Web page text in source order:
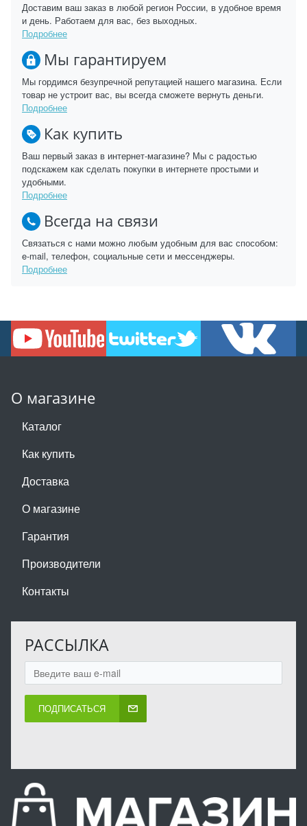
Доставим ваш заказ в любой регион России, в удобное время
и день. Работаем для вас, без выходных.
Подробнее
Мы гарантируем
Мы гордимся безупречной репутацией нашего магазина. Если
товар не устроит вас, вы всегда сможете вернуть деньги.
Подробнее
Как купить
Ваш первый заказ в интернет-магазине? Мы с радостью
подскажем как сделать покупки в интернете простыми и
удобными.
Подробнее
Всегда на связи
Связаться с нами можно любым удобным для вас способом:
e-mail, телефон, социальные сети и мессенджеры.
Подробнее
О магазине
Каталог
Как купить
Доставка
О магазине
Гарантия
Производители
Контакты
РАССЫЛКА
ПОДПИСАТЬСЯ